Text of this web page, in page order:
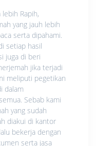
Rapih,
yang jauh lebih
serta dipahami.
setiap hasil
juga di beri
jika terjadi
meliputi pegetikan
dalam
Sebab kami
yang sudah
diakui di kantor
bekerja dengan
serta jasa